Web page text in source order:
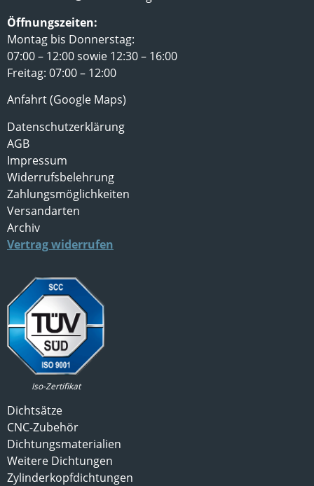
Öffnungszeiten:
Montag bis Donnerstag:
07:00 – 12:00 sowie 12:30 – 16:00
Freitag: 07:00 – 12:00
Anfahrt (Google Maps)
Datenschutzerklärung
AGB
Impressum
Widerrufsbelehrung
Zahlungsmöglichkeiten
Versandarten
Archiv
Vertrag widerrufen
Iso-Zertifikat
Dichtsätze
CNC-Zubehör
Dichtungsmaterialien
Weitere Dichtungen
Zylinderkopfdichtungen